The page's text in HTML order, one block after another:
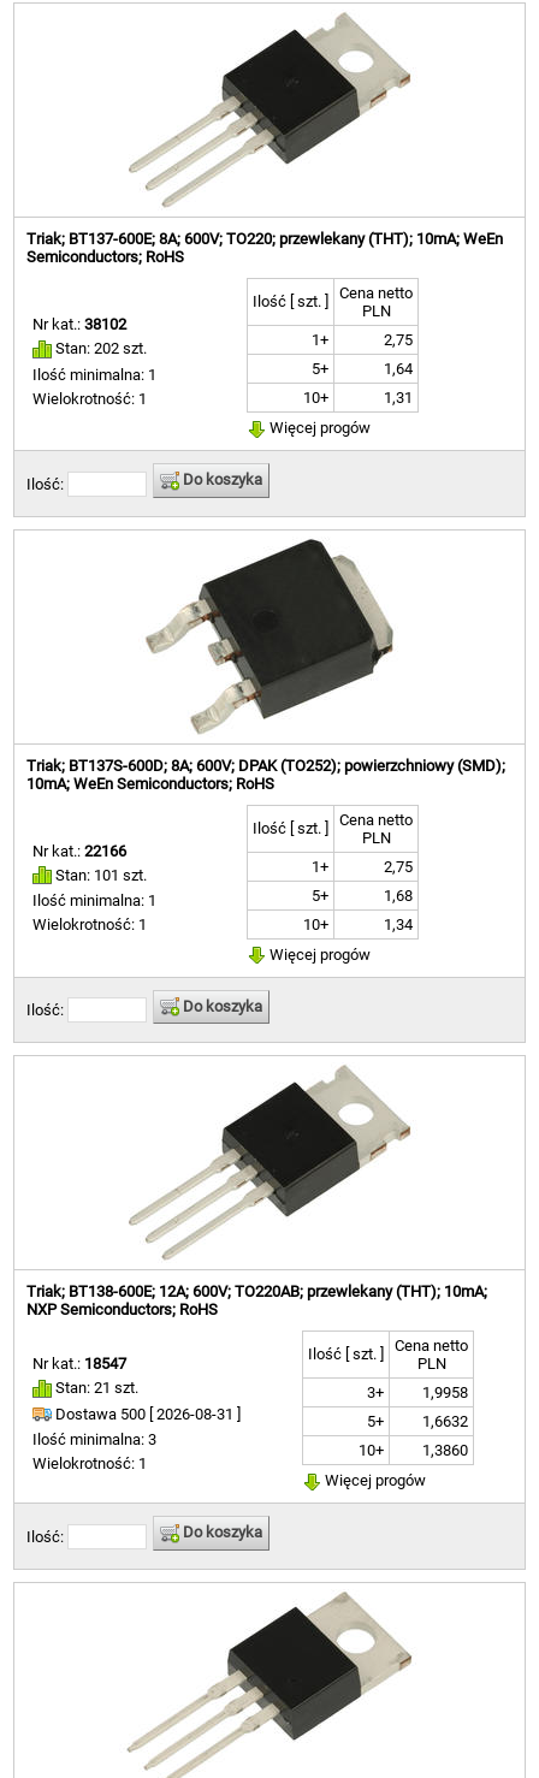
Triak; BT137-600E; 8A; 600V; TO220; przewlekany (THT); 10mA; WeEn
Semiconductors; RoHS
Nr kat.:38102
Stan: 202 szt.
Ilość minimalna: 1
Wielokrotność: 1
Ilość [ szt. ]
Cena netto
PLN
1+
2,75
5+
1,64
10+
1,31
Więcej progów
Ilość: Do koszyka
Triak; BT137S-600D; 8A; 600V; DPAK (TO252); powierzchniowy (SMD);
10mA; WeEn Semiconductors; RoHS
Nr kat.:22166
Stan: 101 szt.
Ilość minimalna: 1
Wielokrotność: 1
Ilość [ szt. ]
Cena netto
PLN
1+
2,75
5+
1,68
10+
1,34
Więcej progów
Ilość: Do koszyka
Triak; BT138-600E; 12A; 600V; TO220AB; przewlekany (THT); 10mA;
NXP Semiconductors; RoHS
Nr kat.: 18547
Stan: 21 szt.
Dostawa 500 [2026-08-31 ]
Ilość minimalna: 3
Wielokrotność: 1
Ilość [ szt. ]
Cena netto
PLN
3+
1,9958
5+
1,6632
10+
1,3860
Więcej progów
Ilość: Do koszyka